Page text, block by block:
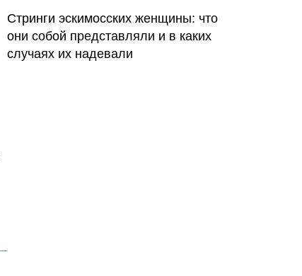
Стринги эскимосских женщины: что
они собой представляли и в каких
случаях их надевали